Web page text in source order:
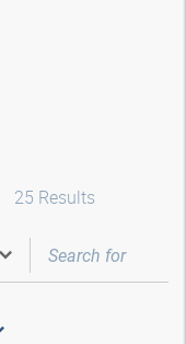
25 Results